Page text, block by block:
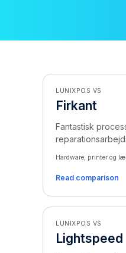
LUNIXPOS VS
Firkant
Fantastisk
Hardware, printer og
Read comparison
LUNIXPOS VS
Lightspeed